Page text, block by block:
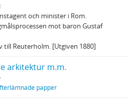
och minister i Rom.
mot baron Gustaf
till Reuterholm. [Utgiven 1880]
arkitektur m.m.
papper